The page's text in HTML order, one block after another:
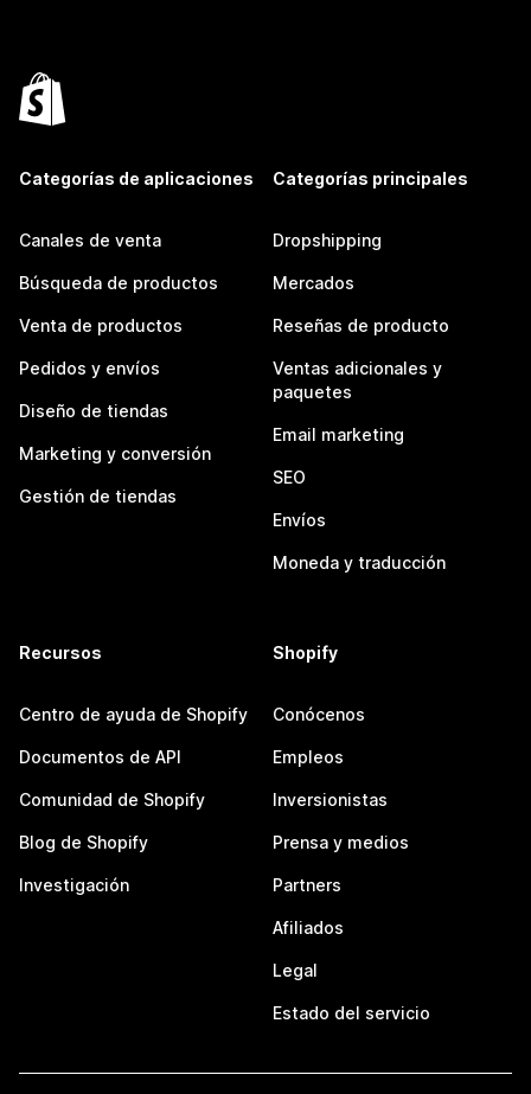
Categorías de aplicaciones
Canales de venta
Búsqueda de productos
Venta de productos
Pedidos y envíos
Diseño de tiendas
Marketing y conversión
Gestión de tiendas
Categorías principales
Dropshipping
Mercados
Reseñas de producto
Ventas adicionales y
paquetes
Email marketing
SEO
Envíos
Moneda y traducción
Recursos
Centro de ayuda de Shopify
Documentos de API
Comunidad de Shopify
Blog de Shopify
Investigación
Shopify
Conócenos
Empleos
Inversionistas
Prensa y medios
Partners
Afiliados
Legal
Estado del servicio